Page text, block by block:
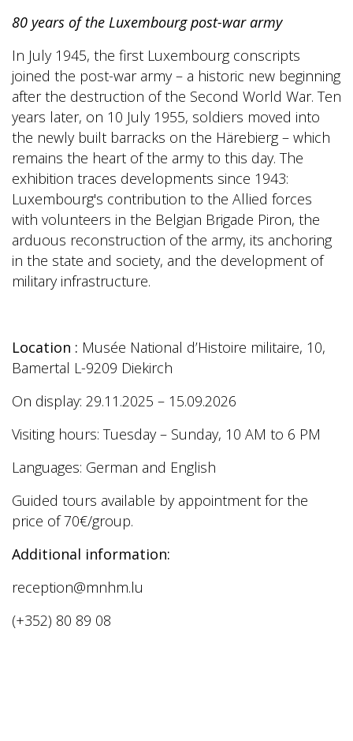
80 years of the Luxembourg post-war army
In July 1945, the first Luxembourg conscripts
joined the post-war army – a historic new beginning
after the destruction of the Second World War. Ten
years later, on 10 July 1955, soldiers moved into
the newly built barracks on the Härebierg – which
remains the heart of the army to this day. The
exhibition traces developments since 1943:
Luxembourg's contribution to the Allied forces
with volunteers in the Belgian Brigade Piron, the
arduous reconstruction of the army, its anchoring
in the state and society, and the development of
military infrastructure.
Location : Musée National d’Histoire militaire, 10,
Bamertal L-9209 Diekirch
On display: 29.11.2025 – 15.09.2026
Visiting hours: Tuesday – Sunday, 10 AM to 6 PM
Languages: German and English
Guided tours available by appointment for the
price of 70€/group.
Additional information:
reception@mnhm.lu
(+352) 80 89 08